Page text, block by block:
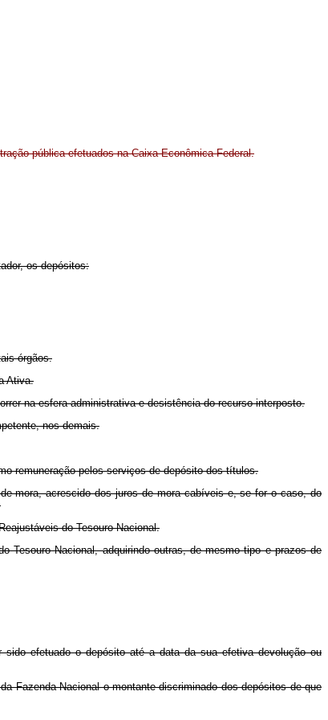
pública efetuados na Caixa Econômica Federal.
os depósitos:
órgãos.
Ativa.
na esfera administrativa e desistência do recurso interposto.
nos demais.
remuneração pelos serviços de depósito dos títulos.
mora, acrescido dos juros de mora cabíveis e, se for o caso, do
do Tesouro Nacional.
Tesouro Nacional, adquirindo outras, de mesmo tipo e prazos de
efetuado o depósito até a data da sua efetiva devolução ou
Fazenda Nacional o montante discriminado dos depósitos de que